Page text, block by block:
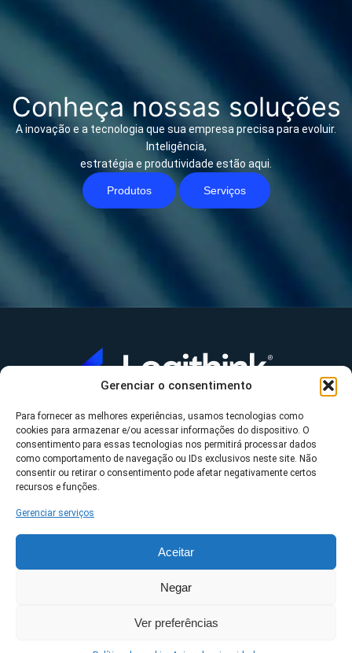
Gerenciar o consentimento
Para fornecer as melhores experiências, usamos tecnologias como
cookies para armazenar e/ou acessar informações do dispositivo. O
consentimento para essas tecnologias nos permitirá processar dados
como comportamento de navegação ou IDs exclusivos neste site. Não
consentir ou retirar o consentimento pode afetar negativamente certos
recursos e funções.
Gerenciar serviços
Aceitar
Negar
Ver preferências
Conheça nossas soluções
A inovação e a tecnologia que sua empresa precisa para evoluir.
Inteligência,
estratégia e produtividade estão aqui.
Produtos Serviços
A Logithink
O que fazemos
Contato
*Datasul, Fluig, Protheus, RM e TOTVS são uma
direitos reservados.Políticas de privacidade